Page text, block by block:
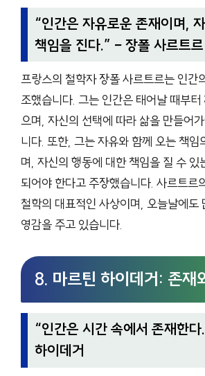
“인간은 자유로운 존재이며,
책임을 진다.” – 장폴 사르트르
프랑스의 철학자 장폴 사르트르는 인간
조했습니다. 그는 인간은 태어날 때부
으며, 자신의 선택에 따라 삶을 만들어
니다. 또한, 그는 자유와 함께 오는 책임
며, 자신의 행동에 대한 책임을 질 수 있
되어야 한다고 주장했습니다. 사르트르
철학의 대표적인 사상이며, 오늘날에도
영감을 주고 있습니다.
8. 마르틴 하이데거: 존재
“인간은 시간 속에서 존재한다.
하이데거